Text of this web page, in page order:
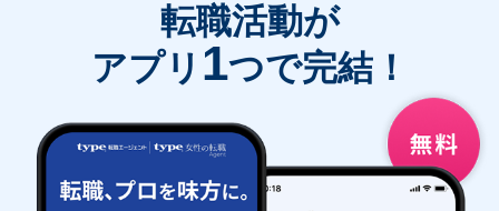
転職活動が
アプリ 1つで完結！